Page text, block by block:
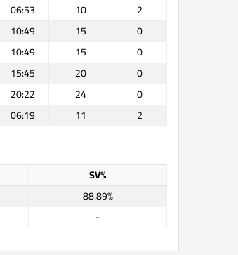
06:53 10
2
10:49 15
0
10:49 15
0
15:45 20
0
20:22 24
0
06:19 11 2
SV%
88.89%
-